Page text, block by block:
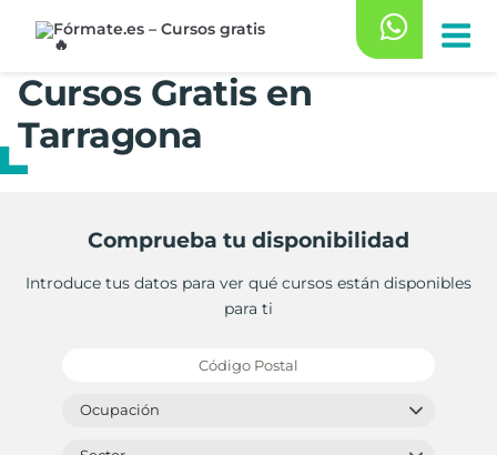
Cursos Gratis en
Tarragona
Comprueba tu disponibilidad
Introduce tus datos para ver qué cursos están disponibles
para ti